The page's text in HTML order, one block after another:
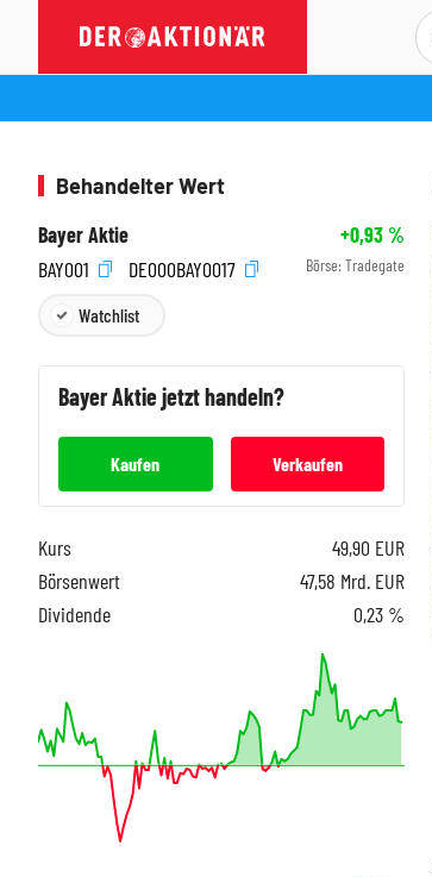
Behandelter Wert
Bayer Aktie
+0,93%
BAY001
DE000BAY0017 Börse: Tradegate
Watchlist
BayerAktie jetzt handeln?
Kaufen Verkaufen
Kurs 49,90 EUR
Börsenwert
47,58 Mrd. EUR
Dividende
0,23 %